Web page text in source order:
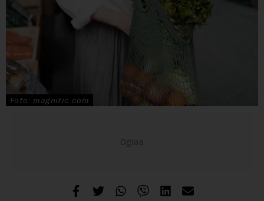
Foto: magnific.com